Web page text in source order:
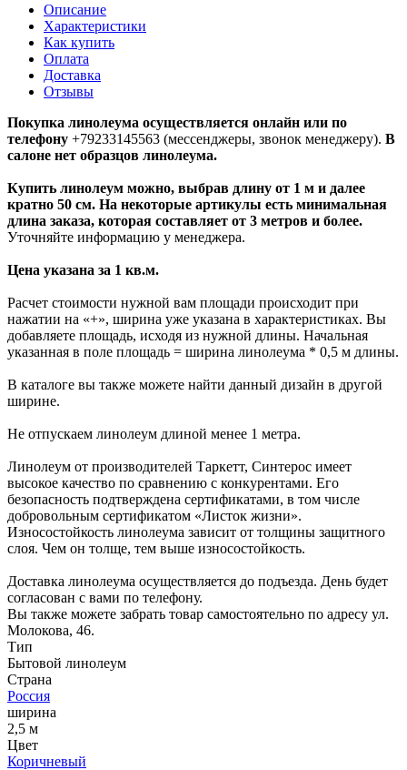
Описание
Характеристики
Как купить
Оплата
Доставка
Отзывы
Покупка линолеума осуществляется онлайн или по
телефону +79233145563 (мессенджеры, звонок менеджеру). В
салоне нет образцов линолеума.
Купить линолеум можно, выбрав длину от 1 м и далее
кратно 50 см. На некоторые артикулы есть минимальная
длина заказа, которая составляет от 3 метров и более.
Уточняйте информацию у менеджера.
Цена указана за 1 кв.м.
Расчет стоимости нужной вам площади происходит при
нажатии на «+», ширина уже указана в характеристиках. Вы
добавляете площадь, исходя из нужной длины. Начальная
указанная в поле площадь = ширина линолеума * 0,5 м длины.
В каталоге вы также можете найти данный дизайн в другой
ширине.
Не отпускаем линолеум длиной менее 1 метра.
Линолеум от производителей Таркетт, Синтерос имеет
высокое качество по сравнению с конкурентами. Его
безопасность подтверждена сертификатами, в том числе
добровольным сертификатом «Листок жизни».
Износостойкость линолеума зависит от толщины защитного
слоя. Чем он толще, тем выше износостойкость.
Доставка линолеума осуществляется до подъезда. День будет
согласован с вами по телефону.
Вы также можете забрать товар самостоятельно по адресу ул.
Молокова, 46.
Тип
Бытовой линолеум
Страна
Россия
ширина
2,5 м
Цвет
Коричневый